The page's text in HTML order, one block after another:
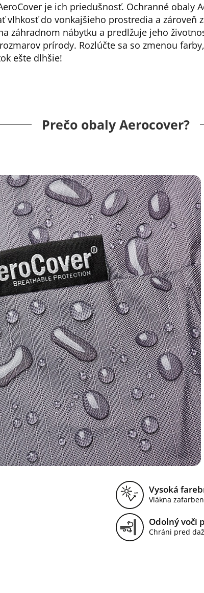
je ich priedušnosť. Ochranné obaly
do vonkajšieho prostredia a zároveň
záhradnom nábytku a predlžuje jeho
prírody. Rozlúčte sa so zmenou
ešte dlhšie!
Prečo obaly Aerocover?
Vysoká
Vlákna
Odolný voči
Chráni pred